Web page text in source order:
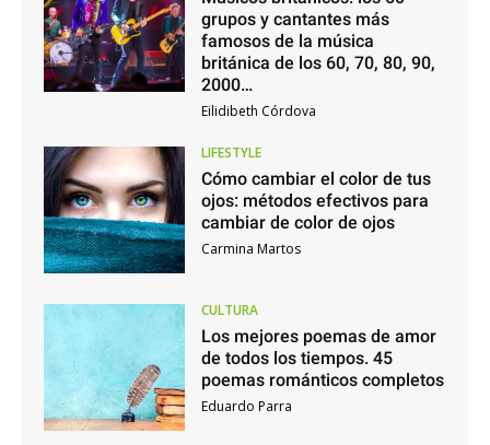
grupos y cantantes más
famosos de la música
británica de los 60, 70, 80, 90,
2000…
Eilidibeth Córdova
LIFESTYLE
Cómo cambiar el color de tus
ojos: métodos efectivos para
cambiar de color de ojos
Carmina Martos
CULTURA
Los mejores poemas de amor
de todos los tiempos. 45
poemas románticos completos
Eduardo Parra